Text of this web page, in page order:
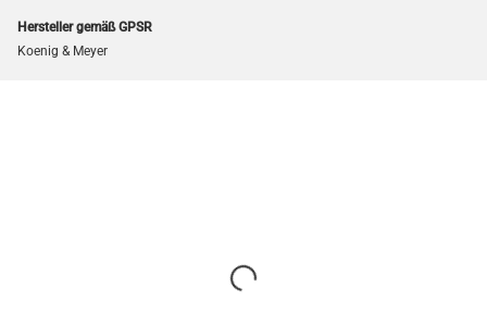
Hersteller gemäß GPSR
Koenig & Meyer